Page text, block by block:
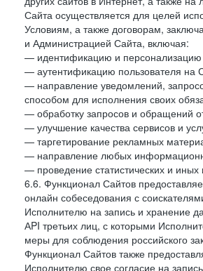
Сайта осуществляется для целей
Условиям, а также договорам,
и Администрацией Сайта, включая:
— идентификацию и персонализацию
— аутентификацию пользователя на
— направление уведомлений,
способом для исполнения своих
— обработку запросов и обращений
— улучшение качества сервисов и
— таргетирование рекламных
— направление любых
— проведение статистических и
6.6. Функционал Сайтов
онлайн собеседования с
Исполнителю на запись и хранение
АPI третьих лиц, с которыми
меры для соблюдения российского
Функционал Сайтов также
Исполнителю свое согласие на